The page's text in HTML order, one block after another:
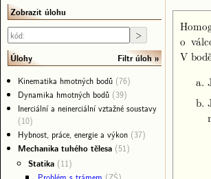
o
V
Zobrazit úlohu
Úlohy
Filtr úloh
Kinematika hmotných bodů (76)
Dynamika hmotných bodů (39)
Inerciální a neinerciální vztažné soustavy
(10)
Hybnost, práce, energie a výkon (37)
Mechanika tuhého tělesa (51)
Statika (11)